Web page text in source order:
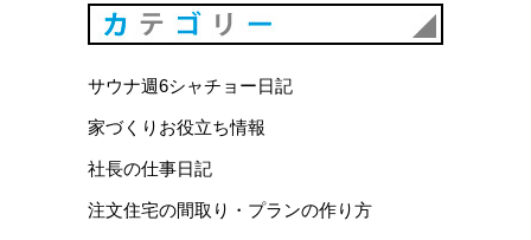
サウナ週6シャチョー日記
家づくりお役立ち情報
社長の仕事日記
注文住宅の間取り・プランの作り方